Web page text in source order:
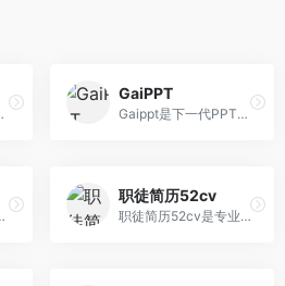
AIPPT！
GaiPPT
Gaippt是下一代PPT美化神器，基于AI智能辅助，可根据内容生成带有高度结构化可视化的PPT版式，并提供丰富的快捷操作，让PPT设计制作更简单。
、免抠元素、优质配图、视频模板、音效配乐等办公人群常用服务。
职徒简历52cv
职徒简历52cv是专业的智能简历制作工具，拥有大量的中英文简历模板、简历案例，可进行智能简历检测，支持金融、互联网、咨询、快销等行业中文简历、英文简历制作，适用于应届生求职、实习、研究生升学等多个场景。